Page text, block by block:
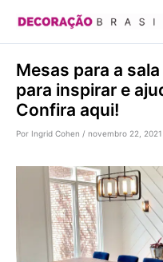
conteúdo
Mesas para a
para inspirar e
Confira aqui!
Por Ingrid Cohen / novembro 22, 2021